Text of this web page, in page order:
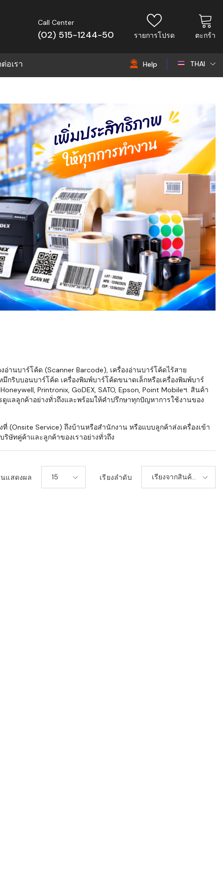
Call Center
(02) 515-1244-50 รายการโปรด ตะกร้า
อเรา Help THAI
EN
านบาร์โค้ด (Scanner Barcode), เครื่องอ่านบาร์โค้ดไร้สาย
กริบบอนบาร์โค้ด เครื่องพิมพ์บาร์โค้ดขนาดเล็กหรือเครื่องพิมพ์บาร์
Printronix, GoDEX, SATO, Epson, Point Mobileฯ. สินค้า
แลลูกค้าอย่างทั่วถึงและพร้อมให้คำปรึกษาทุกปัญหาการใช้งานของ
(Onsite Service) ถึงบ้านหรือสำนักงาน หรือแบบลูกค้าส่งเครื่องเข้า
ษัทคู่ค้าและลูกค้าของเราอย่างทั่วถึง
แสดงผล 15 เรียงลำดับ
เรียงจากสินค้า
ใหม่-เก่า